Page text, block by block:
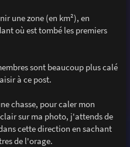
une zone (en km²), en
où est tombé les premiers
sont beaucoup plus calé
à ce post.
chasse, pour caler mon
sur ma photo, j'attends de
cette direction en sachant
de l'orage.